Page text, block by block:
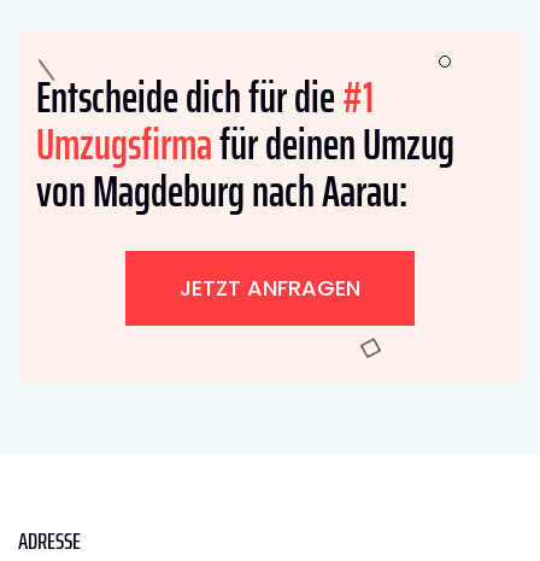
Entscheide dich für die#1
Umzugsfirmafür deinen Umzug
von Magdeburg nach Aarau:
JETZT ANFRAGEN
ADRESSE